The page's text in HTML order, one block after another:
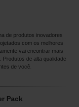
de produtos inovadores
com os melhores
vai encontrar mais
de alta qualidade
de você.
Pack